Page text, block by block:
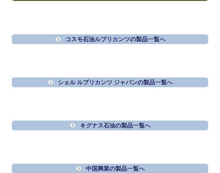
コスモ石油ルブリカンツの製品一覧へ
シェル ルブリカンツ ジャパンの製品一覧へ
キグナス石油の製品一覧へ
中国興業の製品一覧へ